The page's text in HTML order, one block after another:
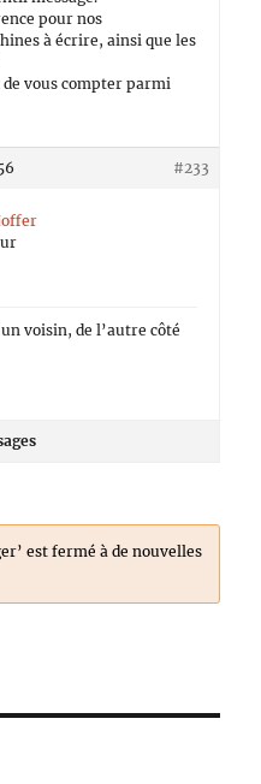
pour nos
à écrire, ainsi que les
vous compter parmi
#233
voisin, de l’autre côté
est fermé à de nouvelles